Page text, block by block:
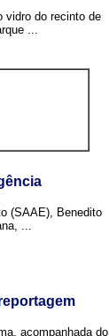
vidro do recinto de
...
(SAAE), Benedito
...
acompanhada do